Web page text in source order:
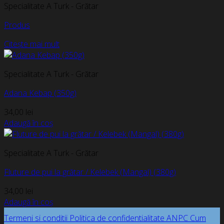
Specialitate A Turk - Grătar
Produs
Citește mai mult
Specialitate A Turk - Grătar
Adana Kebap (350g)
34,00 lei
Adaugă în coș
Specialitate A Turk - Grătar
Fluture de pui la grătar / Kelebek (Mangal) (380g)
34,00 lei
Adaugă în coș
Termeni si conditii Politica de confidentialitate ANPC Cum